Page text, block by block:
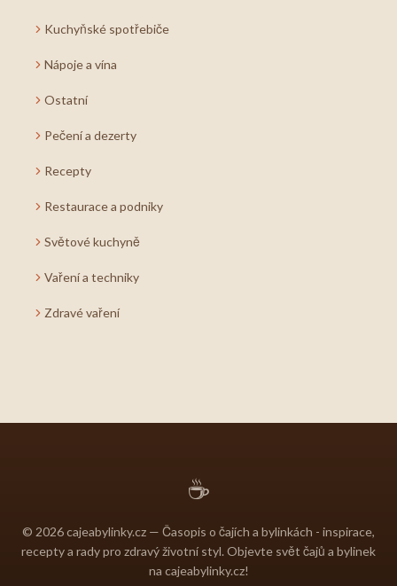
Kuchyňské spotřebiče
Nápoje a vína
Ostatní
Pečení a dezerty
Recepty
Restaurace a podniky
Světové kuchyně
Vaření a techniky
Zdravé vaření
☕
© 2026 cajeabylinky.cz — Časopis o čajích a bylinkách - inspirace,
recepty a rady pro zdravý životní styl. Objevte svět čajů a bylinek
na cajeabylinky.cz!